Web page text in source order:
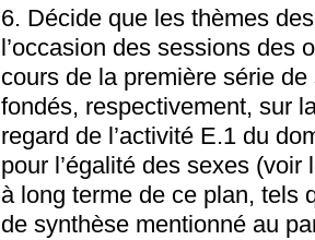
6. Décide que les thèmes
l’occasion des sessions des
cours de la première série
fondés, respectivement, sur
regard de l’activité E.1 du
pour l’égalité des sexes
à long terme de ce plan, tels
de synthèse mentionné au